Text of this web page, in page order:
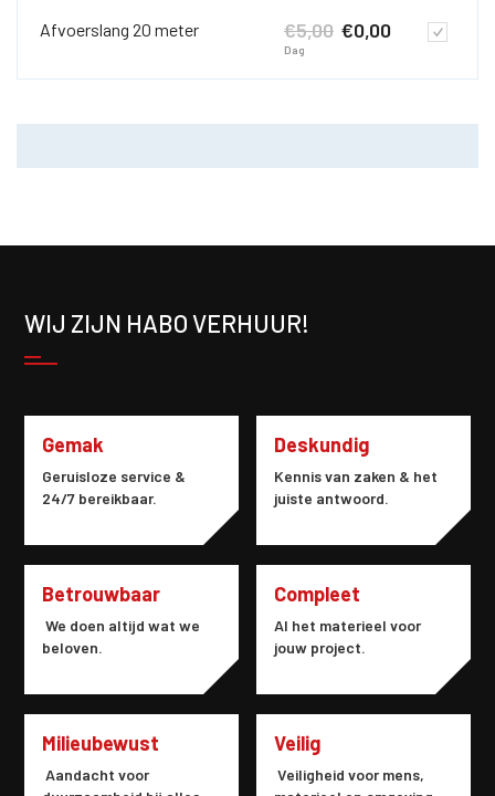
Afvoerslang 20 meter €5,00 €0,00
Dag
WIJ ZIJN HABO VERHUUR!
Gemak
Geruisloze service &
24/7 bereikbaar.
Deskundig
Kennis van zaken & het
juiste antwoord.
Betrouwbaar
We doen altijd wat we
beloven.
Compleet
Al het materieel voor
jouw project.
Milieubewust
Aandacht voor
Veilig
Veiligheid voor mens,